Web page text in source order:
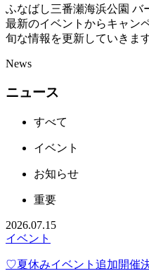
ふなばし三番瀬海浜公園 バ
最新のイベントからキャン
旬な情報を更新していきます
News
ニュース
すべて
イベント
お知らせ
重要
2026.07.15
イベント
♡夏休みイベント追加開催